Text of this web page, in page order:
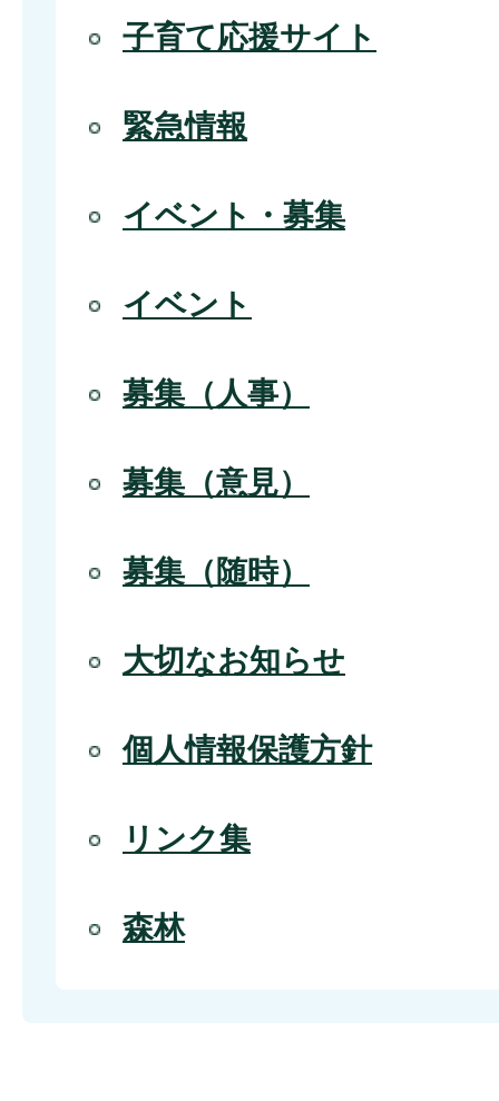
子育て応援サイト
緊急情報
イベント・募集
イベント
募集（人事）
募集（意見）
募集（随時）
大切なお知らせ
個人情報保護方針
リンク集
森林